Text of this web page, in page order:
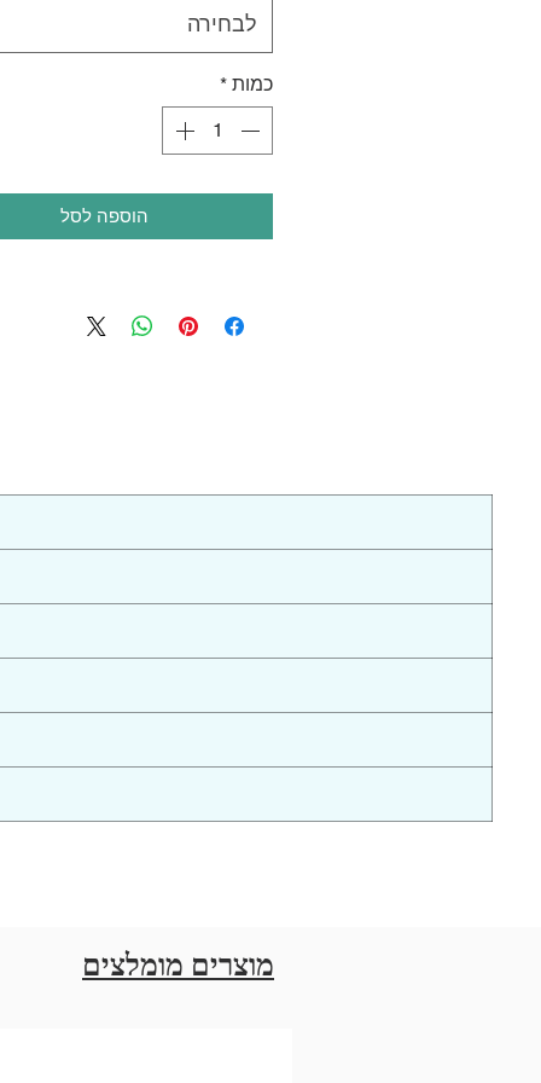
לבחירה
כמות *
הוספה לסל
מוצרים מומלצים